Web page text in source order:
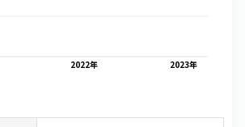
2022年 2023年